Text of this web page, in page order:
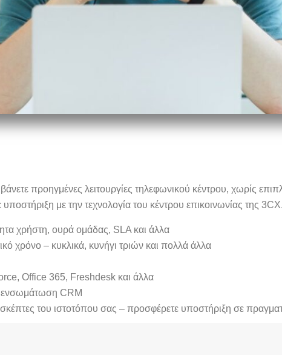
προηγμένες λειτουργίες τηλεφωνικού κέντρου, χωρίς
με την τεχνολογία του κέντρου επικοινωνίας της
χρήστη, ουρά ομάδας, SLA και άλλα
χρόνο – κυκλικά, κυνήγι τριών και πολλά άλλα
Office 365, Freshdesk και άλλα
ενσωμάτωση CRM
του ιστοτόπου σας – προσφέρετε υποστήριξη σε